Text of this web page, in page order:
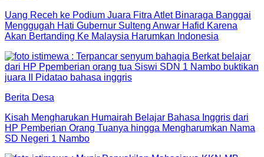
Uang Receh ke Podium Juara Fitra Atlet Binaraga Banggai
Menggugah Hati Gubernur Sulteng Anwar Hafid Karena
Akan Bertanding Ke Malaysia Harumkan Indonesia
Berita Desa
Kisah Mengharukan Humairah Belajar Bahasa Inggris dari
HP Pemberian Orang Tuanya hingga Mengharumkan Nama
SD Negeri 1 Nambo